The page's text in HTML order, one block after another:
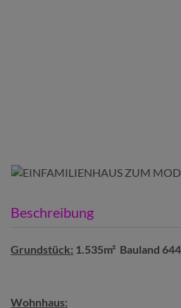
Beschreibung
Grundstück: 1.535m² Bauland
Wohnhaus: